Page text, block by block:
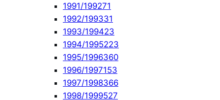
1991/199271
1992/199331
1993/199423
1994/1995223
1995/1996360
1996/1997153
1997/1998366
1998/1999527